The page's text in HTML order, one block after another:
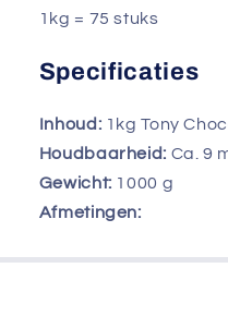
1kg = 75 stuks
Specificaties
Inhoud: 1kg Tony
Houdbaarheid: Ca. 9
Gewicht: 1000 g
Afmetingen: